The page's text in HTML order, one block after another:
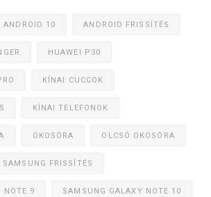
ANDROID 10 ANDROID FRISSÍTÉS
HUAWEI P30
KÍNAI CUCCOK
KÍNAI TELEFONOK
OKOSÓRA OLCSÓ OKOSÓRA
SAMSUNG FRISSÍTÉS
NOTE 9 SAMSUNG GALAXY NOTE 10